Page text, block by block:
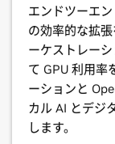
エンドツーエ
の効率的な拡
ーケストレー
て GPU 利用率
ーションと
カル AI とデジ
します。